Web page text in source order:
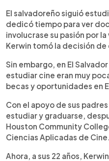
El salvadoreño siguió
dedicó tiempo para ver
involucrase su pasión por
Kerwin tomó la decisión
Sin embargo, en El
estudiar cine eran muy
becas y oportunidades en
Con el apoyo de sus
estudiar y graduarse,
Houston Community
Ciencias Aplicadas de Cine.
Ahora, a sus 22 años,